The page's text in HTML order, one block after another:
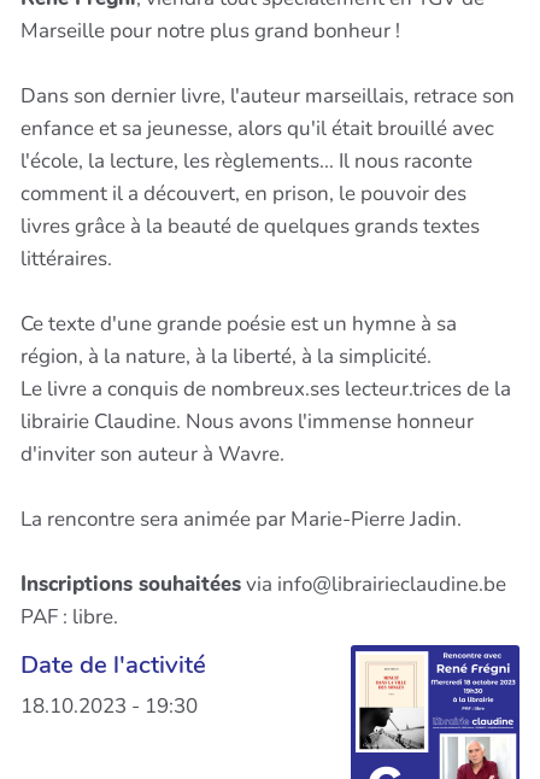
Marseille pour notre plus grand bonheur !
Dans son dernier livre, l'auteur marseillais, retrace son
enfance et sa jeunesse, alors qu'il était brouillé avec
l'école, la lecture, les règlements... Il nous raconte
comment il a découvert, en prison, le pouvoir des
livres grâce à la beauté de quelques grands textes
littéraires.
Ce texte d'une grande poésie est un hymne à sa
région, à la nature, à la liberté, à la simplicité.
Le livre a conquis de nombreux.ses lecteur.trices de la
librairie Claudine. Nous avons l'immense honneur
d'inviter son auteur à Wavre.
La rencontre sera animée par Marie-Pierre Jadin.
Inscriptions souhaitéesvia info@librairieclaudine.be
PAF : libre.
Date de l'activité
18.10.2023 - 19:30